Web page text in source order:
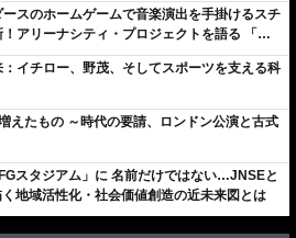
スのホームゲームで音楽演出を手掛けるスチ
アリーナシティ・プロジェクトを語る 「楽
。川崎は、ずっと成長曲線だから」
イチロー、野茂、そしてスポーツを支える科
えたもの ～時代の要請、ロンドン公演と古式
スタジアム」に 名前だけではない…JNSEと
地域活性化・社会価値創造の近未来図とは